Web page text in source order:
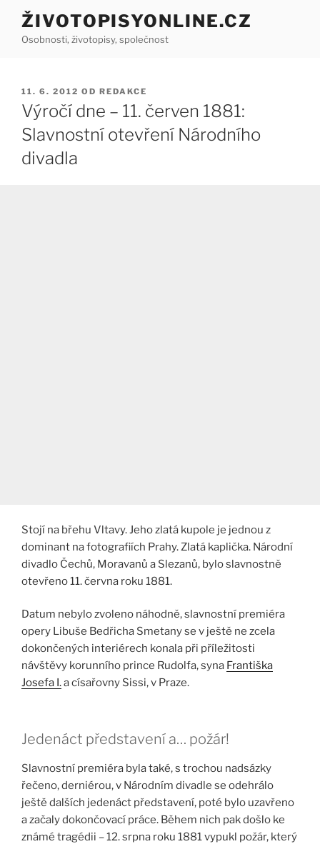
Přejít
obsahu
ŽIVOTOPISYONLINE.CZ
Osobnosti, životopisy, společnost
PUBLIKOVÁNO
11. 6. 2012 OD REDAKCE
Výročí dne – 11. červen 1881:
Slavnostní otevření Národního
divadla
Stojí na břehu Vltavy. Jeho zlatá kupole je jednou z
dominant na fotografiích Prahy. Zlatá kaplička. Národní
divadlo Čechů, Moravanů a Slezanů, bylo slavnostně
otevřeno 11. června roku 1881.
Datum nebylo zvoleno náhodně, slavnostní premiéra
opery Libuše Bedřicha Smetany se v ještě ne zcela
dokončených interiérech konala při příležitosti
návštěvy korunního prince Rudolfa, syna Františka
Josefa I.a císařovny Sissi, v Praze.
Jedenáct představení a… požár!
Slavnostní premiéra byla také, s trochou nadsázky
řečeno, derniérou, v Národním divadle se odehrálo
ještě dalších jedenáct představení, poté bylo uzavřeno
a začaly dokončovací práce. Během nich pak došlo ke
známé tragédii – 12. srpna roku 1881 vypukl požár, který